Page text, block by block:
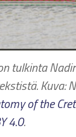
tulkinta
Kuva:
of the
4.0.